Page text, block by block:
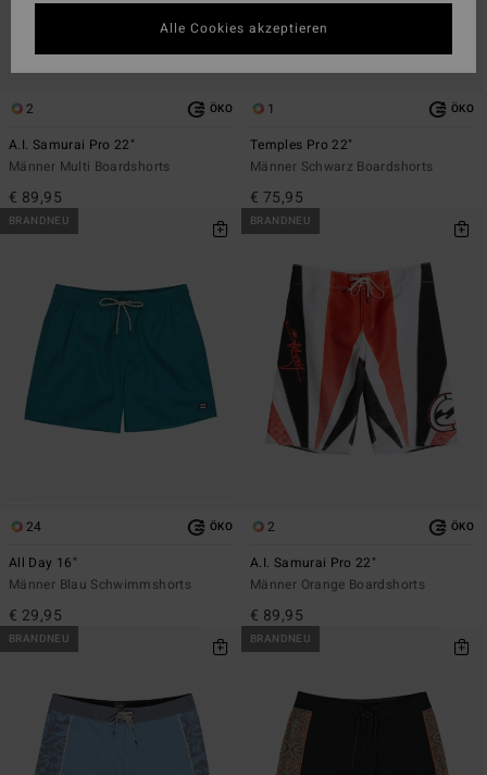
2 ÖKO
A.I. Samurai Pro 22"
Männer Multi Boardshorts
€ 89,95
1 ÖKO
Temples Pro 22"
Männer Schwarz Boardshorts
€ 75,95
BRANDNEU
24 ÖKO
All Day 16"
Männer Blau Schwimmshorts
€ 29,95
BRANDNEU
2 ÖKO
A.I. Samurai Pro 22"
Männer Orange Boardshorts
€ 89,95
BRANDNEU BRANDNEU
Alle Cookies akzeptieren